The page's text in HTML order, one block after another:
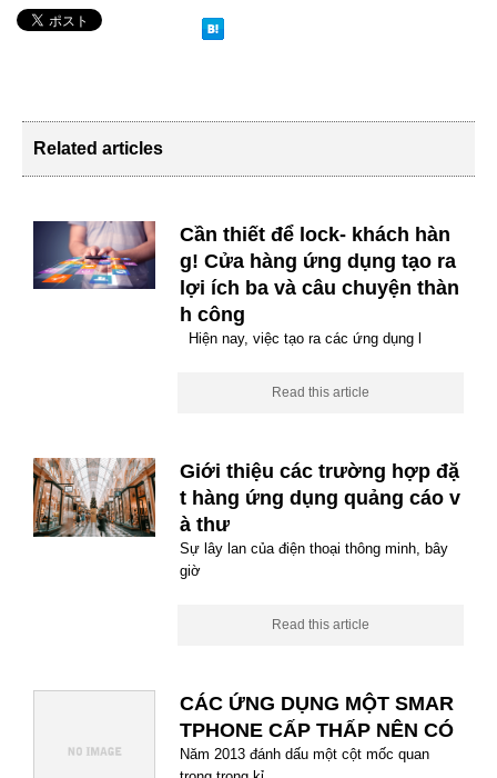
Related articles
Cần thiết để lock- khách hàn
g! Cửa hàng ứng dụng tạo ra
lợi ích ba và câu chuyện thàn
h công
Hiện nay, việc tạo ra các ứng dụng l
Read this article
Giới thiệu các trường hợp đặ
t hàng ứng dụng quảng cáo v
à thư
Sự lây lan của điện thoại thông minh, bây
giờ
Read this article
CÁC ỨNG DỤNG MỘT SMAR
TPHONE CẤP THẤP NÊN CÓ
Năm 2013 đánh dấu một cột mốc quan